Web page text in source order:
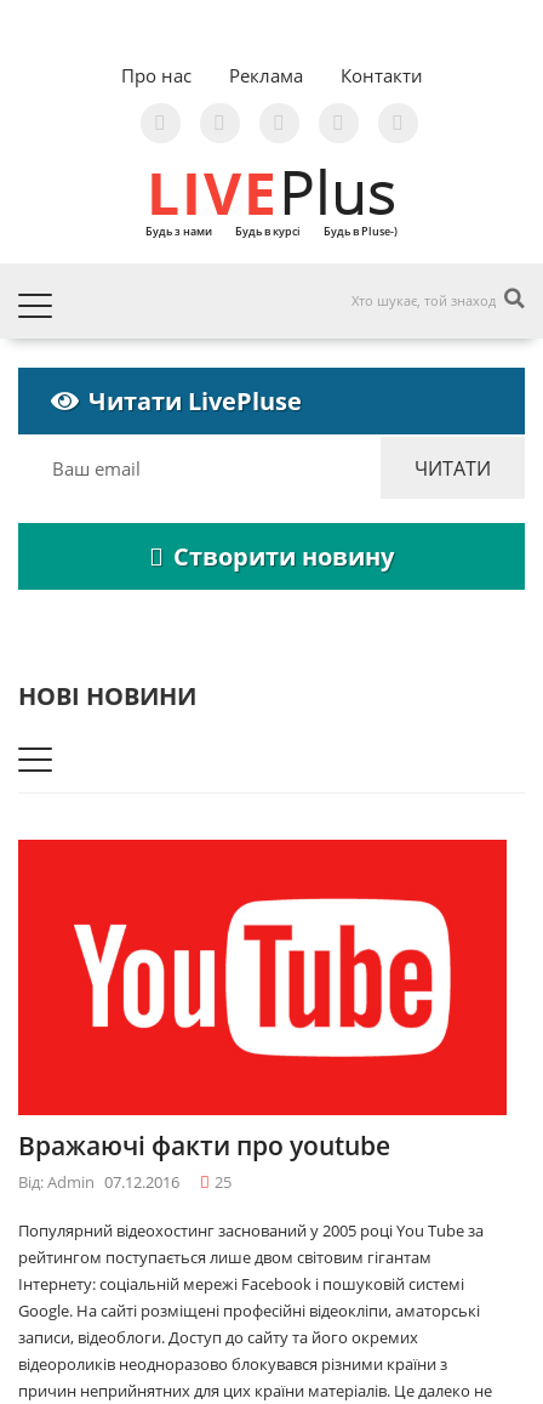
Про нас Реклама Контакти
LIVEPlus
Будь з нами Будь в курсі Будь в Pluse-)
Читати LivePluse
Створити новину
НОВІ НОВИНИ
Вражаючі факти про youtube
Від: Admin 07.12.2016 25
Популярний відеохостинг заснований у 2005 році You Tube за
рейтингом поступається лише двом світовим гігантам
Інтернету: соціальній мережі Facebook і пошуковій системі
Google. На сайті розміщені професійні відеокліпи, аматорські
записи, відеоблоги. Доступ до сайту та його окремих
відеороликів неодноразово блокувався різними країни з
причин неприйнятних для цих країни матеріалів. Це далеко не